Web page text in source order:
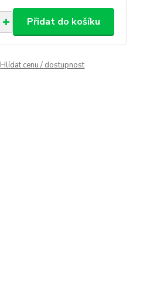
Přidat do košíku
Hlídat cenu / dostupnost